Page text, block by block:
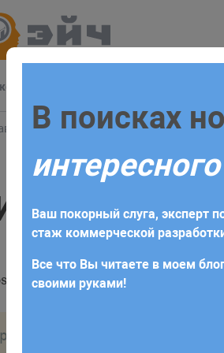
Блог Composer Синтаксис и
это консольная утилита, у неё
опции команда
Заполните
Для начала сотрудничества
получите коммерческое
требований и поставленных
В поисках
Ваш покорный слуга, эксперт
стаж коммерческой
Все что Вы читаете в моем
своими руками!